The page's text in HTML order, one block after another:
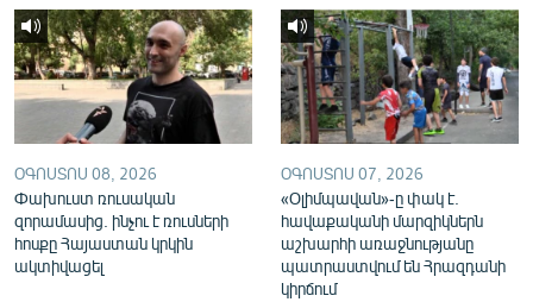
English
Русский
ՀԵՏԵՎԵՔ ՄԵԶ
«Ազատության» բոլոր կայքերը
ՕԳՈՍՏՈՍ 08, 2026
Փախուստ ռուսական
զորամասից. ինչու է ռուսների
հոսքը Հայաստան կրկին
ակտիվացել
ՕԳՈՍՏՈՍ 07, 2026
«Օլիմպավան»-ը փակ է.
հավաքականի մարզիկներն
աշխարհի առաջնությանը
պատրաստվում են Հրազդանի
կիրճում